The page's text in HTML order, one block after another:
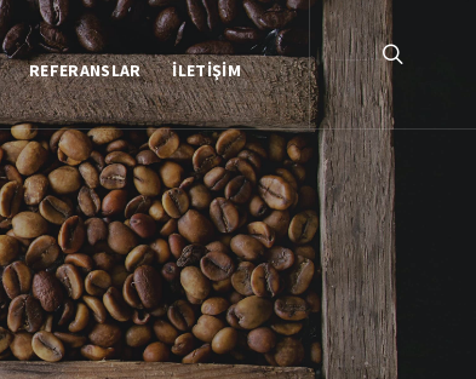
REFERANSLAR İLETIŞIM